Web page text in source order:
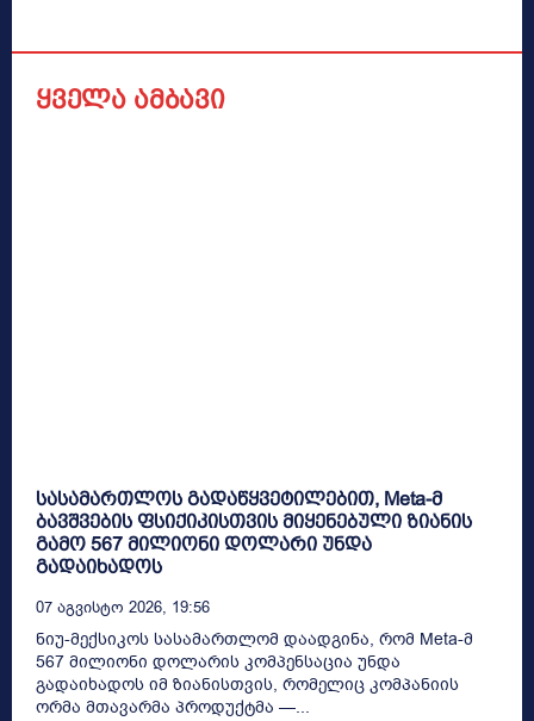
ყველა ამბავი
სასამართლოს გადაწყვეტილებით, Meta-მ
ბავშვების ფსიქიკისთვის მიყენებული ზიანის
გამო 567 მილიონი დოლარი უნდა
გადაიხადოს
07 Აგვისტო 2026, 19:56
ნიუ-მექსიკოს სასამართლომ დაადგინა, რომ Meta-მ
567 მილიონი დოლარის კომპენსაცია უნდა
გადაიხადოს იმ ზიანისთვის, რომელიც კომპანიის
ორმა მთავარმა პროდუქტმა —...